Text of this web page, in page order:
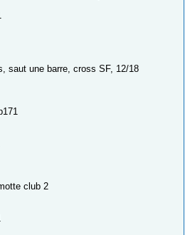
saut une barre, cross SF, 12/18
club 2